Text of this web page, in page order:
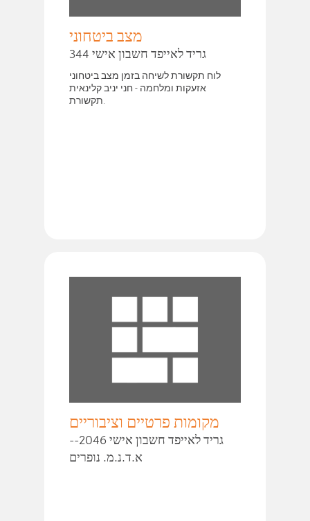
מצב ביטחוני
גריד לאייפד חשבון אישי 344
לוח תקשורת לשיחה בזמן מצב ביטחוני
אזעקות ומלחמה - חני יניב קלינאית
מקומות פרטיים וציבוריים
גריד לאייפד חשבון אישי 2046--
א.ד.נ.מ. נופרים